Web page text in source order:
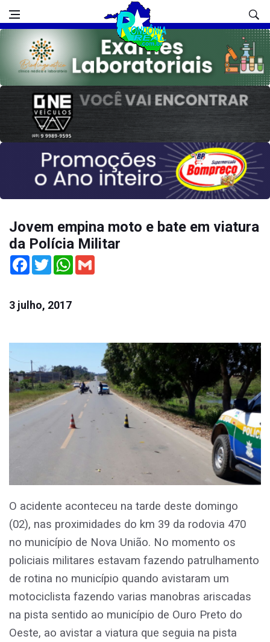
Jovem empina moto e bate em viatura
da Polícia Militar
Facebook
TwitterWhatsApp
3 julho, 2017
O acidente aconteceu na tarde deste domingo
(02), nas proximidades do km 39 da rodovia 470
no município de Nova União. No momento os
policiais militares estavam fazendo patrulhamento
de rotina no município quando avistaram um
motociclista fazendo varias manobras ariscadas
na pista sentido ao município de Ouro Preto do
Oeste, ao avistar a viatura que seguia na pista